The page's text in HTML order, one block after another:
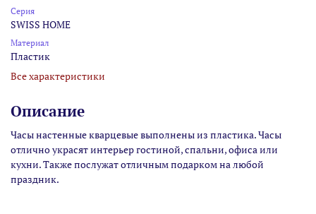
Серия
SWISS HOME
Материал
Пластик
Все характеристики
Описание
Часы настенные кварцевые выполнены из пластика. Часы
отлично украсят интерьер гостиной, спальни, офиса или
кухни. Также послужат отличным подарком на любой
праздник.